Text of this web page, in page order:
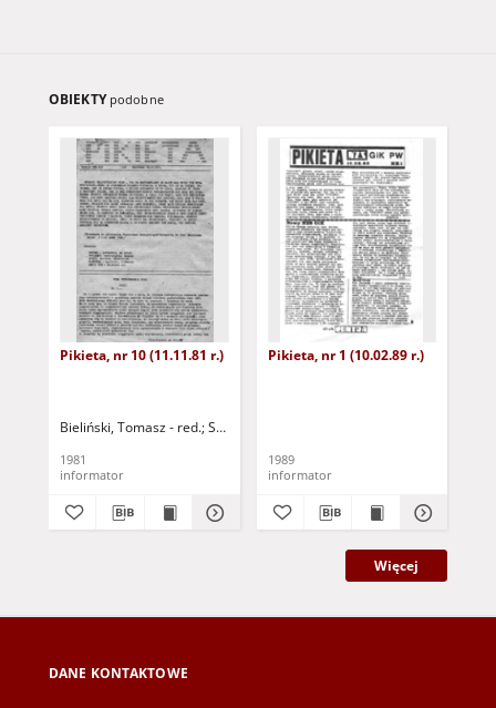
OBIEKTY podobne
Pikieta, nr 10 (11.11.81 r.)
Bieliński, Tomasz - red. Szostakowski, Jerzy - red.
1981
informator
Pikieta, nr 1 (10.02.89 r.)
1989
informator
Więcej
DANE KONTAKTOWE